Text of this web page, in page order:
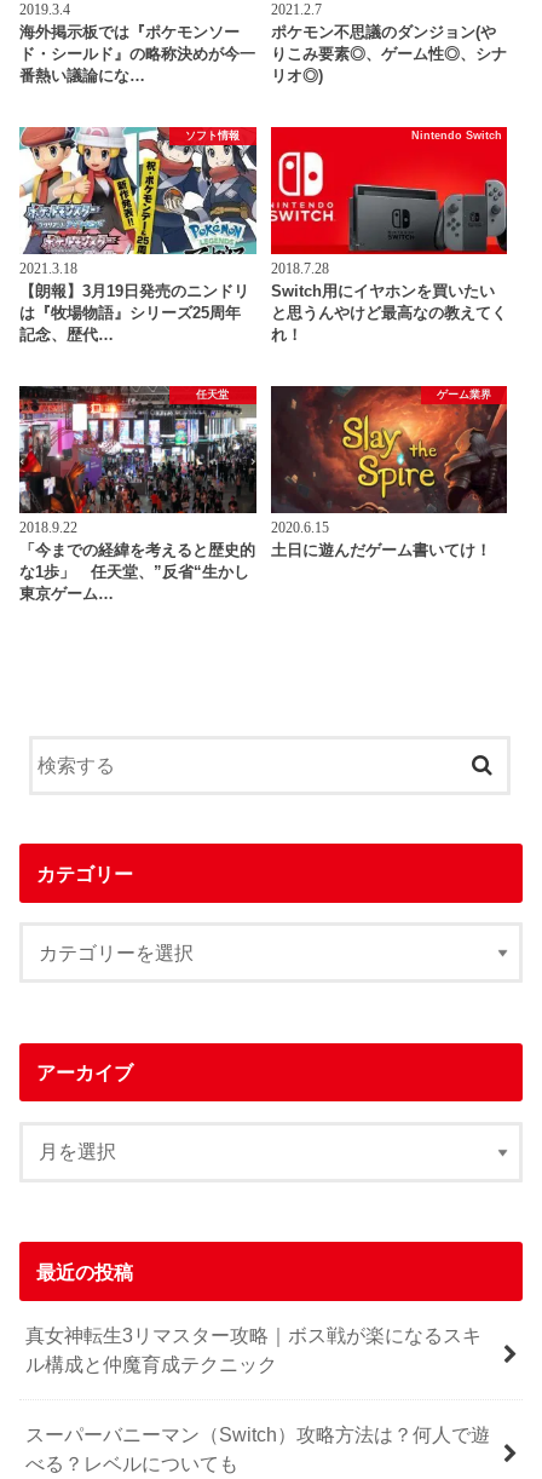
2019.3.4
海外掲示板では『ポケモンソー
ド・シールド』の略称決めが今一
番熱い議論にな…
2021.2.7
ポケモン不思議のダンジョン(や
りこみ要素◎、ゲーム性◎、シナ
リオ◎)
ソフト情報
2021.3.18
【朗報】3月19日発売のニンドリ
は『牧場物語』シリーズ25周年
記念、歴代…
Nintendo Switch
2018.7.28
Switch用にイヤホンを買いたい
と思うんやけど最高なの教えてく
れ！
任天堂
2018.9.22
「今までの経緯を考えると歴史的
な1歩」 任天堂、”反省“生かし
東京ゲーム…
ゲーム業界
2020.6.15
土日に遊んだゲーム書いてけ！
カテゴリー
アーカイブ
最近の投稿
真女神転生3リマスター攻略｜ボス戦が楽になるスキ
ル構成と仲魔育成テクニック
スーパーバニーマン（Switch）攻略方法は？何人で遊
べる？レベルについても